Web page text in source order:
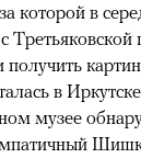
которой в
Третьяковской
получить
в
музее